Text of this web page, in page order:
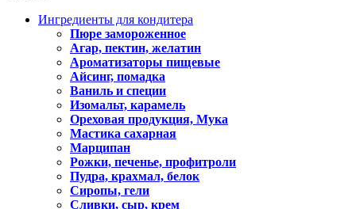
Ингредиенты для кондитера
Пюре замороженное
Агар, пектин, желатин
Ароматизаторы пищевые
Айсинг, помадка
Ваниль и специи
Изомальт, карамель
Ореховая продукция, Мука
Мастика сахарная
Марципан
Рожки, печенье, профитроли
Пудра, крахмал, белок
Сиропы, гели
Сливки, сыр, крем